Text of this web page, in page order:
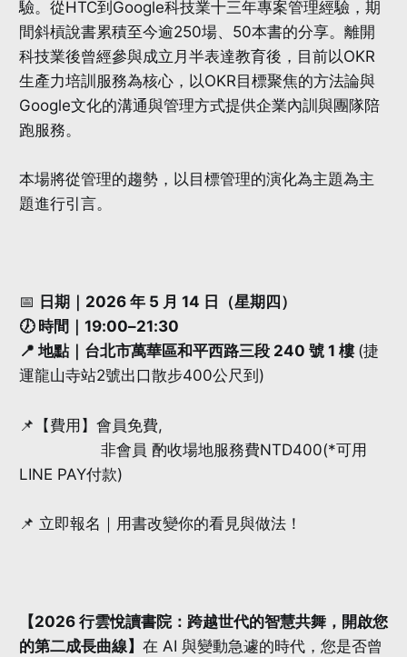
驗。從HTC到Google科技業十三年專案管理經驗，期
間斜槓說書累積至今逾250場、50本書的分享。離開
科技業後曾經參與成立月半表達教育後，目前以OKR
生產力培訓服務為核心，以OKR目標聚焦的方法論與
Google文化的溝通與管理方式提供企業內訓與團隊陪
跑服務。
本場將從管理的趨勢，以目標管理的演化為主題為主
題進行引言。
📅 日期｜2026 年 5 月 14 日（星期四）
🕖 時間｜19:00–21:30
📍 地點｜台北市萬華區和平西路三段 240 號 1 樓 (捷
運龍山寺站2號出口散步400公尺到)
📌【費用】會員免費,
非會員 酌收場地服務費NTD400(*可用
LINE PAY付款)
📌 立即報名｜用書改變你的看見與做法！
【2026 行雲悅讀書院：跨越世代的智慧共舞，開啟您
的第二成長曲線】 在 AI 與變動急遽的時代，您是否曾